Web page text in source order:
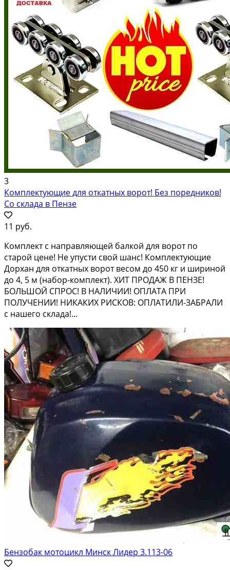
3
Комплектующие для откатных ворот! Без поредников!
Со склада в Пензе
11 руб.
Комплект с направляющей балкой для ворот по
старой цене! Не упусти свой шанс! Комплектующие
Дорхан для откатных ворот весом до 450 кг и шириной
до 4, 5 м (набор-комплект). ХИТ ПРОДАЖ В ПЕНЗЕ!
БОЛЬШОЙ СПРОС! В НАЛИЧИИ! ОПЛАТА ПРИ
ПОЛУЧЕНИИ! НИКАКИХ РИСКОВ: ОПЛАТИЛИ-ЗАБРАЛИ
с нашего склада!...
Бензобак мотоцикл Минск Лидер 3.113-06